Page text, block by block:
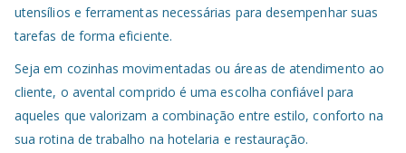
utensílios e ferramentas necessárias para desempenhar suas
tarefas de forma eficiente.
Seja em cozinhas movimentadas ou áreas de atendimento ao
cliente, o avental comprido é uma escolha confiável para
aqueles que valorizam a combinação entre estilo, conforto na
sua rotina de trabalho na hotelaria e restauração.